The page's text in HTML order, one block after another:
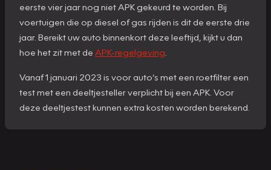
eerste vier jaar nog niet APK gekeurd te worden. Bij
voertuigen die op diesel of gas rijden is dit de eerste drie
jaar. Bereikt uw auto binnenkort deze leeftijd, kijkt u dan
hoe het zit met de APK-regelgeving
Vanaf 1 januari 2023 is voor auto’s met een roetfilter een
test met een deeltjesteller verplicht bij een APK. Voor
deze deeltjestest kunnen extra kosten worden berekend.